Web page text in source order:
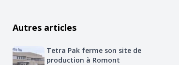
Autres articles
Tetra Pak ferme son site de
production à Romont